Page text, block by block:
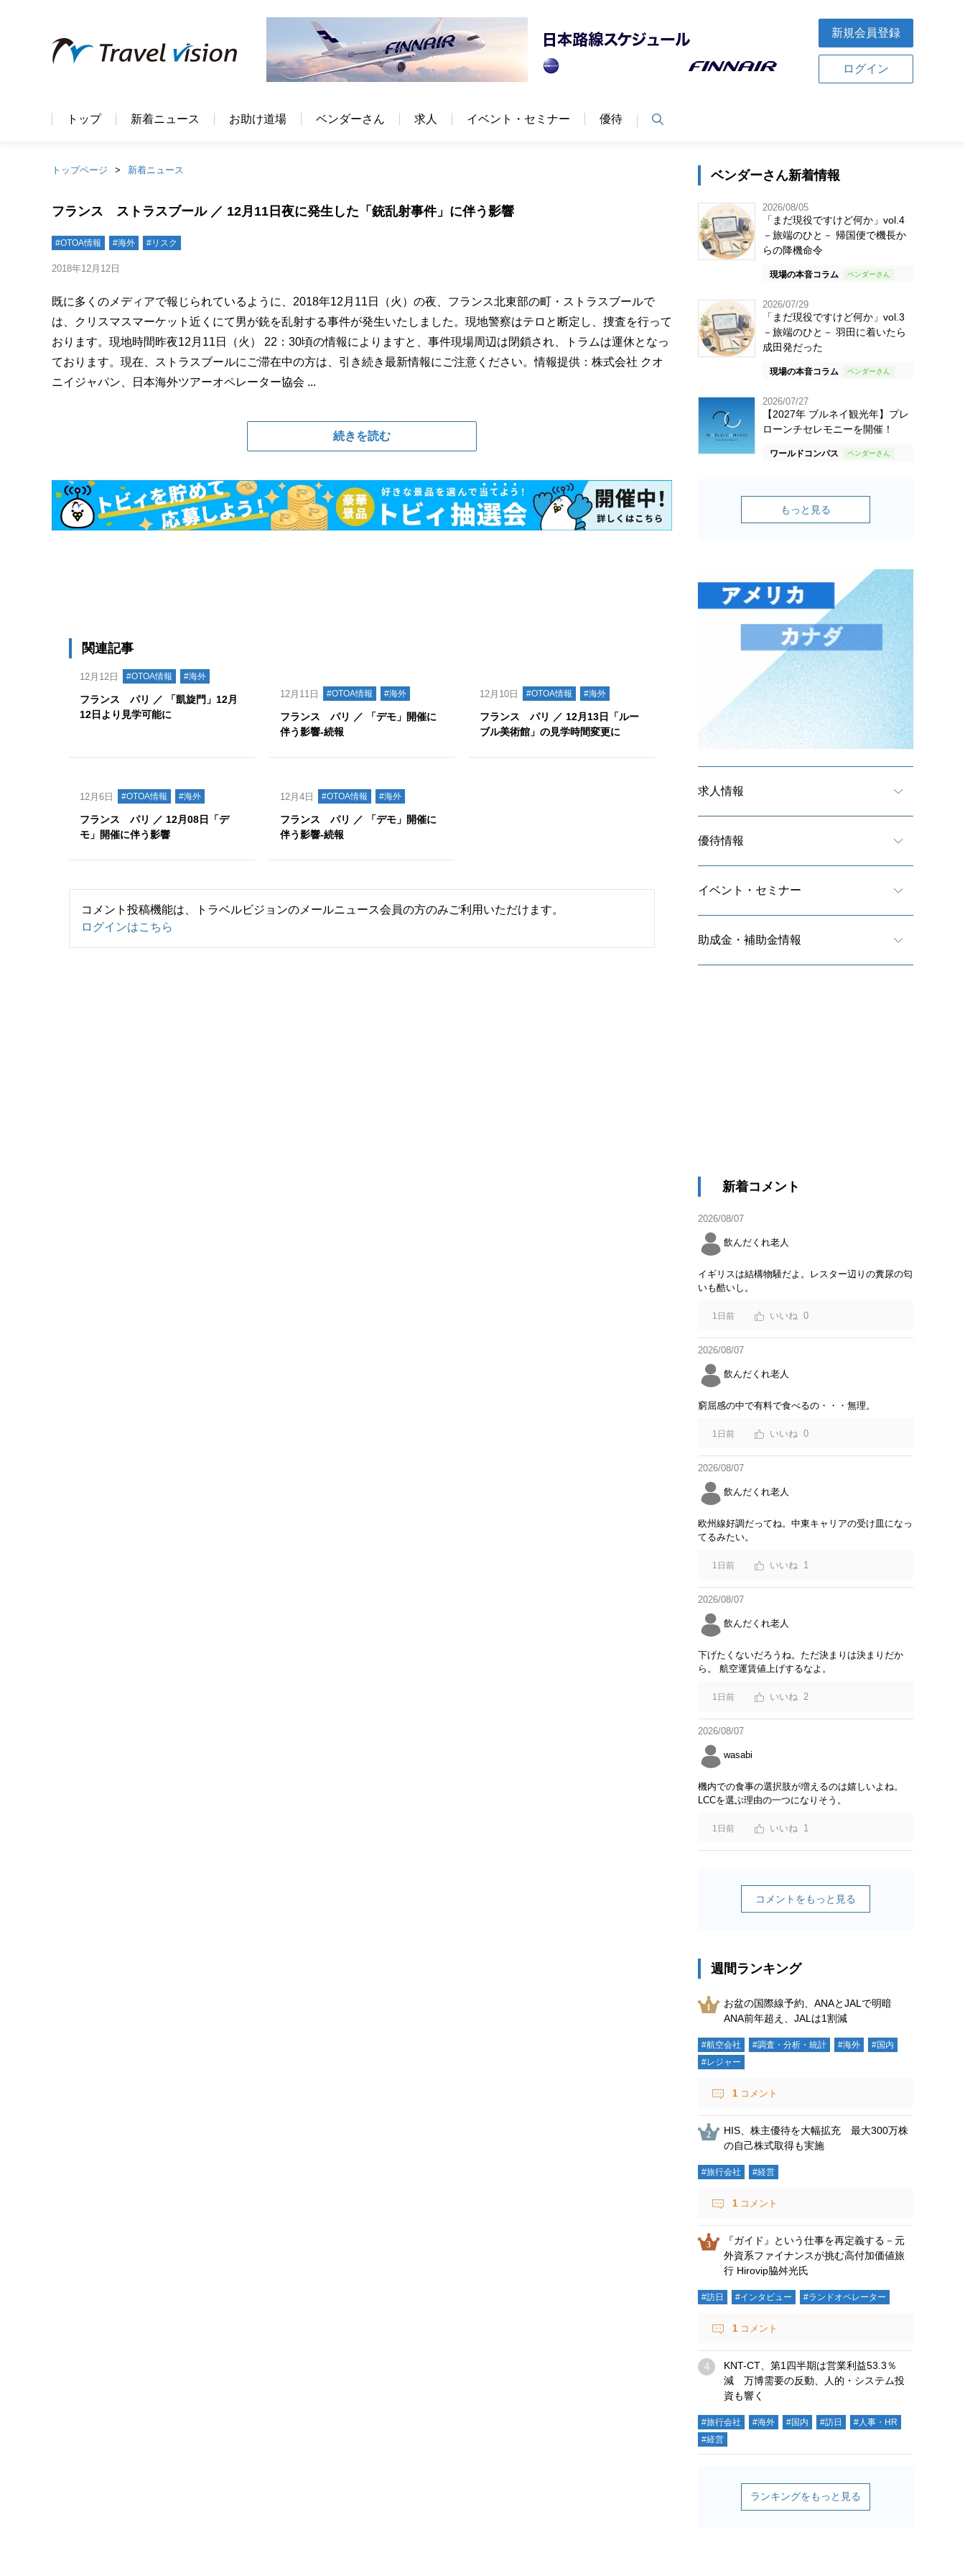
新規会員登録
ログイン
トップ 新着ニュース お助け道場 ベンダーさん 求人 イベント・セミナー 優待
トップページ 新着ニュース
フランス ストラスブール ／ 12月11日夜に発生した「銃乱射事件」に伴う影響
#OTOA情報 #海外 #リスク
2018年12月12日
既に多くのメディアで報じられているように、2018年12月11日（火）の夜、フランス北東部の町・ストラスブールで
は、クリスマスマーケット近くにて男が銃を乱射する事件が発生いたしました。現地警察はテロと断定し、捜査を行って
おります。現地時間昨夜12月11日（火） 22：30頃の情報によりますと、事件現場周辺は閉鎖され、トラムは運休となっ
ております。現在、ストラスブールにご滞在中の方は、引き続き最新情報にご注意ください。情報提供：株式会社 クオ
ニイジャパン、日本海外ツアーオペレーター協会 ...
続きを読む
関連記事
12月12日 #OTOA情報 #海外
フランス パリ ／ 「凱旋門」12月
12日より見学可能に
12月11日 #OTOA情報 #海外
フランス パリ ／ 「デモ」開催に
伴う影響‐続報
12月10日 #OTOA情報 #海外
フランス パリ ／ 12月13日「ルー
ブル美術館」の見学時間変更に
12月6日 #OTOA情報 #海外
フランス パリ ／ 12月08日「デ
モ」開催に伴う影響
12月4日 #OTOA情報 #海外
フランス パリ ／ 「デモ」開催に
伴う影響‐続報
コメント投稿機能は、トラベルビジョンのメールニュース会員の方のみご利用いただけます。
ログインはこちら
ベンダーさん新着情報
2026/08/05
「まだ現役ですけど何か」vol.4
－旅端のひと－ 帰国便で機長か
らの降機命令
現場の本音コラム
2026/07/29
「まだ現役ですけど何か」vol.3
－旅端のひと－ 羽田に着いたら
成田発だった
現場の本音コラム
2026/07/27
【2027年 ブルネイ観光年】プレ
ローンチセレモニーを開催！
ワールドコンパス
もっと見る
求人情報
優待情報
イベント・セミナー
助成金・補助金情報
新着コメント
2026/08/07
飲んだくれ老人
イギリスは結構物騒だよ。レスター辺りの糞尿の匂
いも酷いし。
1日前 0
2026/08/07
飲んだくれ老人
窮屈感の中で有料で食べるの・・・無理。
1日前 0
2026/08/07
飲んだくれ老人
欧州線好調だってね。中東キャリアの受け皿になっ
てるみたい。
1日前 1
2026/08/07
飲んだくれ老人
下げたくないだろうね。ただ決まりは決まりだか
ら。 航空運賃値上げするなよ。
1日前 2
2026/08/07
wasabi
機内での食事の選択肢が増えるのは嬉しいよね。
LCCを選ぶ理由の一つになりそう。
1日前 1
コメントをもっと見る
週間ランキング
お盆の国際線予約、ANAとJALで明暗
ANA前年超え、JALは1割減
#航空会社 #調査・分析・統計 #海外
#国内
#レジャー
1 コメント
HIS、株主優待を大幅拡充 最大300万株
の自己株式取得も実施
#旅行会社 #経営
1 コメント
『ガイド』という仕事を再定義する－元
外資系ファイナンスが挑む高付加価値旅
行 Hirovip脇舛光氏
#訪日 #インタビュー #ランドオペレーター
1 コメント
KNT-CT、第1四半期は営業利益53.3％
減 万博需要の反動、人的・システム投
資も響く
#旅行会社 #海外 #国内 #訪日
#人事・HR
#経営